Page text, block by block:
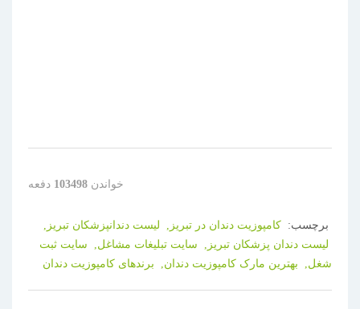
خواندن 103498 دفعه
برچسب: کامپوزیت دندان در تبریز,
لیست دندانپزشکان تبریز,
لیست دندان پزشکان تبریز,
سایت تبلیغات مشاغل,
سایت ثبت
شغل,
بهترین مارک کامپوزیت دندان, برندهای کامپوزیت دندان